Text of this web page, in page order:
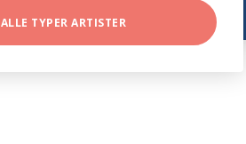
ALLE TYPER ARTISTER